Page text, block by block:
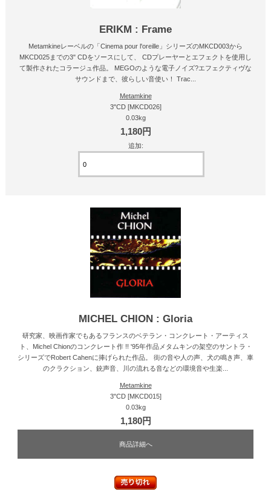
ERIKM : Frame
Metamkineレーベルの「Cinema pour l'oreille」シリーズのMKCD003から
MKCD025までの3" CDをソースにして、 CDプレーヤーとエフェクトを使用し
て製作されたコラージュ作品。 MEGOのような電子ノイズ?エフェクティヴな
サウンドまで、彼らしい音使い！ Trac...
Metamkine
3"CD [MKCD026]
0.03kg
1,180円
追加:
MICHEL CHION : Gloria
研究家、映画作家でもあるフランスのベテラン・コンクレート・アーティス
ト、Michel Chionのコンクレート作 !! '95年作品メタムキンの架空のサントラ・
シリーズでRobert Cahenに捧げられた作品。 街の音や人の声、犬の鳴き声、車
のクラクション、銃声音、川の流れる音などの環境音や生楽...
Metamkine
3"CD [MKCD015]
0.03kg
1,180円
商品詳細へ